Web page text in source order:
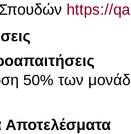
https://
50% των